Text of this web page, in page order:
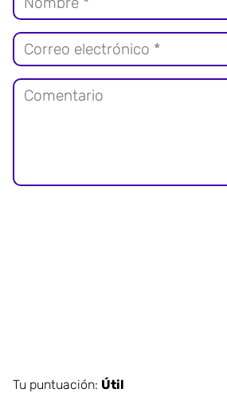
Tu puntuación: Útil